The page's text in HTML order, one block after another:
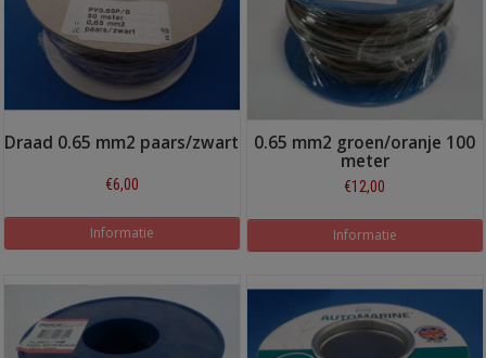
Draad 0.65 mm2 paars/zwart
€6,00
Informatie
0.65 mm2 groen/oranje 100
meter
€12,00
Informatie